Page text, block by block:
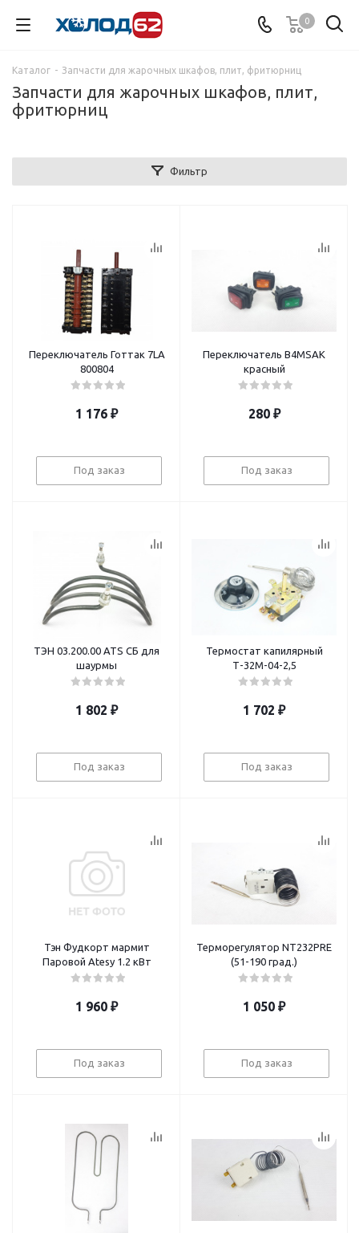
0
Каталог - Запчасти для жарочных шкафов, плит, фритюрниц
Запчасти для жарочных шкафов, плит,
фритюрниц
Фильтр
Переключатель Готтак 7LA
800804
1 176 ₽
Под заказ
Переключатель B4MSAK
красный
280₽
Под заказ
ТЭН 03.200.00 ATS СБ для
шаурмы
1 802 ₽
Под заказ
Термостат капилярный
Т-32М-04-2,5
1 702 ₽
Под заказ
Тэн Фудкорт мармит
Паровой Atesy 1.2 кВт
1 960 ₽
Под заказ
Терморегулятор NT232PRE
(51-190 град.)
1 050 ₽
Под заказ